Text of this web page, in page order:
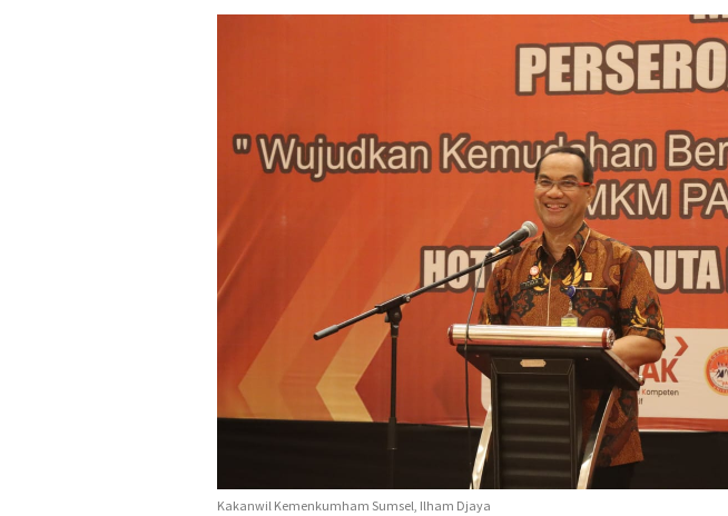
Kakanwil Kemenkumham Sumsel, Ilham Djaya